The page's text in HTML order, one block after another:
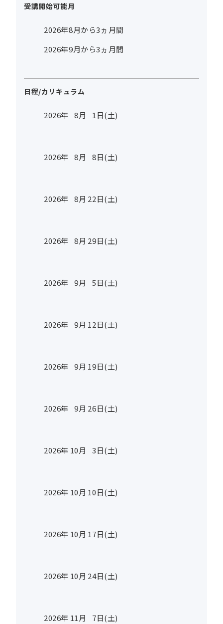
受講開始可能月
2026年8月から3ヵ月間
2026年9月から3ヵ月間
日程/カリキュラム
2026年 8月 1日(土)
2026年 8月 8日(土)
2026年 8月 22日(土)
2026年 8月 29日(土)
2026年 9月 5日(土)
2026年 9月 12日(土)
2026年 9月 19日(土)
2026年 9月 26日(土)
2026年 10月 3日(土)
2026年 10月 10日(土)
2026年 10月 17日(土)
2026年 10月 24日(土)
2026年 11月 7日(土)